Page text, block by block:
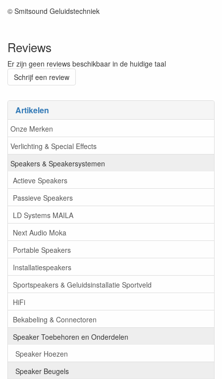
Artikelen
Onze Merken
Verlichting & Special Effects
Speakers & Speakersystemen
Actieve Speakers
Passieve Speakers
LD Systems MAILA
Next Audio Moka
Portable Speakers
Installatiespeakers
Sportspeakers & Geluidsinstallatie Sportveld
HiFi
Bekabeling & Connectoren
Speaker Toebehoren en Onderdelen
Speaker Hoezen
Speaker Beugels
© Smitsound Geluidstechniek
Reviews
Er zijn geen reviews beschikbaar in de huidige taal
Schrijf een review